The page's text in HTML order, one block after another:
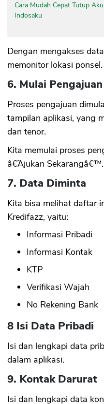
Cara Mudah Cepat Tutup
Indosaku
Dengan mengakses
memonitor lokasi ponsel.
6. Mulai Pengajuan
Proses pengajuan
tampilan aplikasi, yang
dan tenor.
Kita memulai proses
â€˜Ajukan Sekarangâ€™.
7. Data Diminta
Kita bisa melihat daftar
Kredifazz, yaitu:
Informasi Pribadi
Informasi Kontak
KTP
Verifikasi Wajah
No Rekening Bank
8 Isi Data Pribadi
Isi dan lengkapi data
dalam aplikasi.
9. Kontak Darurat
Isi dan lengkapi data